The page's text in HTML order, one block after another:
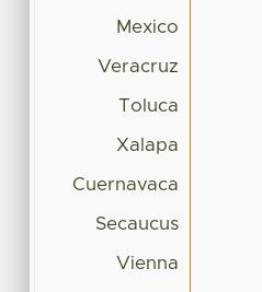
Mexico
Veracruz
Toluca
Xalapa
Cuernavaca
Secaucus
Vienna